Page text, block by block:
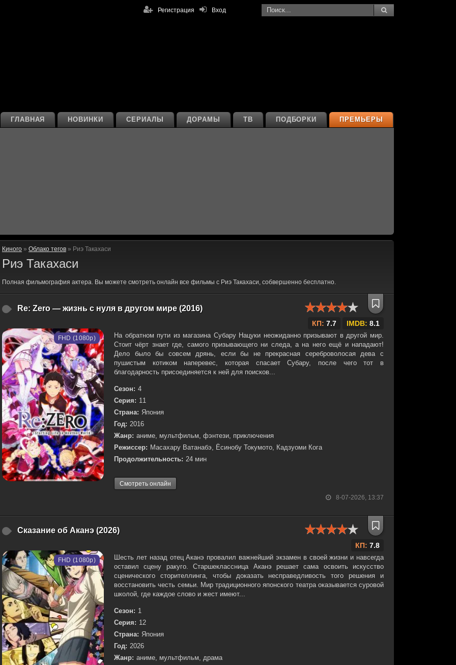
Вход
Регистрация
ПРЕМЬЕРЫ
ПОДБОРКИ
ТВ
ДОРАМЫ
СЕРИАЛЫ
НОВИНКИ
ГЛАВНАЯ
Киного » Облако тегов » Риэ Такахаси
Риэ Такахаси
Полная фильмография актера. Вы можете смотреть онлайн все фильмы с Риэ Такахаси, собвершенно бесплатно.
Re: Zero — жизнь с нуля в другом мире (2016)
КП: 7.7 IMDB: 8.1
8-07-2026, 13:37
FHD (1080p)
На обратном пути из магазина Субару Нацуки неожиданно призывают в другой мир.
Стоит чёрт знает где, самого призывающего ни следа, а на него ещё и нападают!
Дело было бы совсем дрянь, если бы не прекрасная сереброволосая дева с
пушистым котиком наперевес, которая спасает Субару, после чего тот в
благодарность присоединяется к ней для поисков...
Сезон: 4
Серия: 11
Страна: Япония
Год: 2016
Жанр: аниме, мультфильм, фэнтези, приключения
Режиссер: Масахару Ватанабэ, Ёсинобу Токумото, Кадзуоми Кога
Продолжительность: 24 мин
Смотреть онлайн
Сказание об Аканэ (2026)
КП: 7.8
FHD (1080p)
Шесть лет назад отец Аканэ провалил важнейший экзамен в своей жизни и навсегда
оставил сцену ракуго. Старшеклассница Аканэ решает сама освоить искусство
сценического сторителлинга, чтобы доказать несправедливость того решения и
восстановить честь семьи. Мир традиционного японского театра оказывается суровой
школой, где каждое слово и жест имеют...
Сезон: 1
Серия: 12
Страна: Япония
Год: 2026
Жанр: аниме, мультфильм, драма